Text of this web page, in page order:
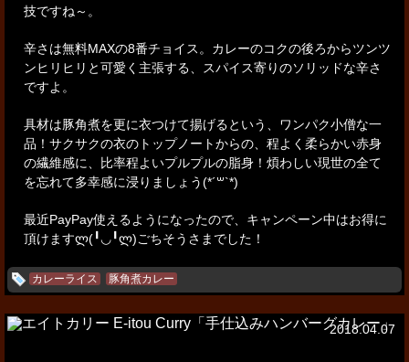
技ですね～。
辛さは無料MAXの8番チョイス。 カレーのコクの後ろからツンツ
ンヒリヒリと可愛く主張する、スパイス寄りのソリッドな辛さ
ですよ。
具材は豚角煮を更に衣つけて揚げるという、ワンパク小僧な一
品！ サクサクの衣のトップノートからの、程よく柔らかい赤身
の繊維感に、比率程よいプルプルの脂身！ 煩わしい現世の全て
を忘れて多幸感に浸りましょう(*´꒳`*)
最近PayPay使えるようになったので、キャンペーン中はお得に
頂けますლ(╹◡╹ლ)ごちそうさまでした！
カレーライス 豚角煮カレー
2018.04.07